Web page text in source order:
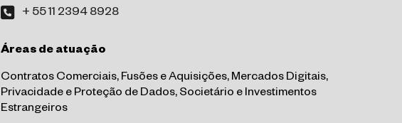
+ 55 11 2394 8928
Áreas de atuação
Contratos Comerciais, Fusões e Aquisições, Mercados Digitais,
Privacidade e Proteção de Dados, Societário e Investimentos
Estrangeiros